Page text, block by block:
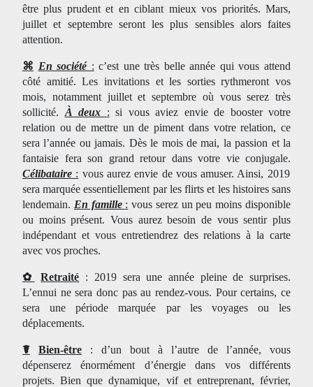
être plus prudent et en ciblant mieux vos priorités. Mars,
juillet et septembre seront les plus sensibles alors faites
attention.
⌘ En société: c’est une très belle année qui vous attend
côté amitié. Les invitations et les sorties rythmeront vos
mois, notamment juillet et septembre où vous serez très
sollicité. À deux : si vous aviez envie de booster votre
relation ou de mettre un de piment dans votre relation, ce
sera l’année ou jamais. Dès le mois de mai, la passion et la
fantaisie fera son grand retour dans votre vie conjugale.
Célibataire : vous aurez envie de vous amuser. Ainsi, 2019
sera marquée essentiellement par les flirts et les histoires sans
lendemain. En famille : vous serez un peu moins disponible
ou moins présent. Vous aurez besoin de vous sentir plus
indépendant et vous entretiendrez des relations à la carte
avec vos proches.
✿ Retraité : 2019 sera une année pleine de surprises.
L’ennui ne sera donc pas au rendez-vous. Pour certains, ce
sera une période marquée par les voyages ou les
déplacements.
☤ Bien-être : d’un bout à l’autre de l’année, vous
dépenserez énormément d’énergie dans vos différents
projets. Bien que dynamique, vif et entreprenant, février,